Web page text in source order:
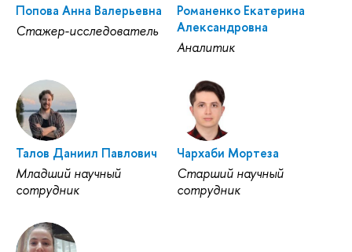
Попова Анна Валерьевна
Стажер-исследователь
Романенко Екатерина
Александровна
Аналитик
Талов Даниил Павлович
Младший научный
сотрудник
Чархаби Мортеза
Старший научный
сотрудник